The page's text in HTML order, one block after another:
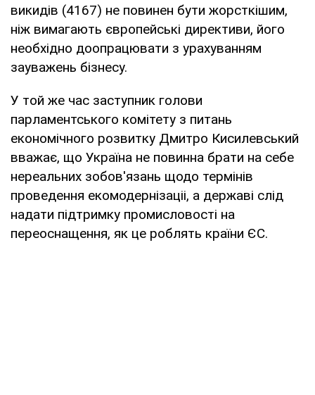
викидів (4167) не повинен бути жорсткішим,
ніж вимагають європейські директиви, його
необхідно доопрацювати з урахуванням
зауважень бізнесу.
У той же час заступник голови
парламентського комітету з питань
економічного розвитку Дмитро Кисилевський
вважає, що Україна не повинна брати на себе
нереальних зобов'язань щодо термінів
проведення екомодернізаціі, а державі слід
надати підтримку промисловості на
переоснащення, як це роблять країни ЄС.